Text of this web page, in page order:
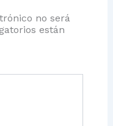
no será
están